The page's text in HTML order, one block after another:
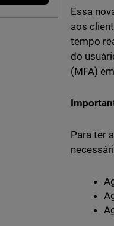
Essa
aos
tempo
do
(MFA)
Para ter